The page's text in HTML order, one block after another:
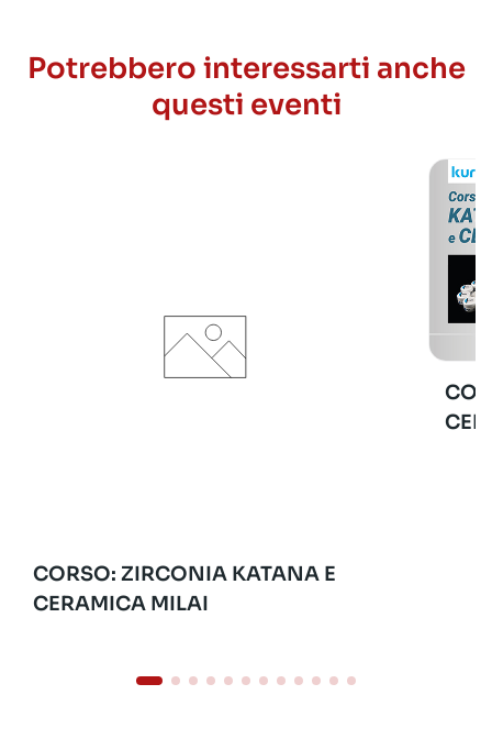
Potrebbero interessarti anche
questi eventi
CORSO: ZIRCONIA KATANA E
CERAMICA MILAI